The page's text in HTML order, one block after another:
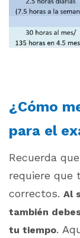
¿Cómo
para el
Recuerda
requiere que
correctos. Al
también
tu tiempo.